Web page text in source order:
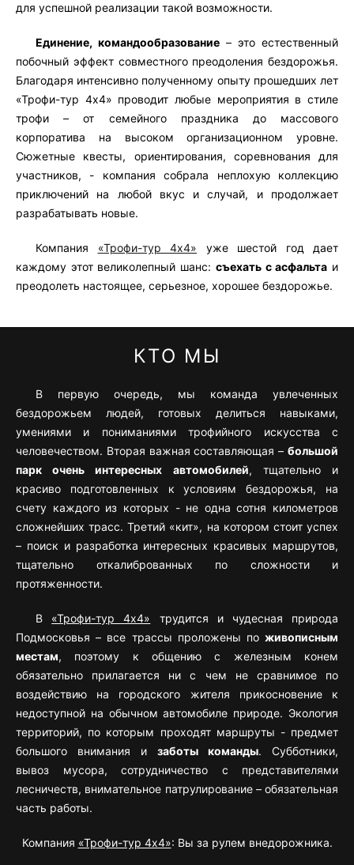
для успешной реализации такой возможности.
Единение, командообразование – это естественный
побочный эффект совместного преодоления бездорожья.
Благодаря интенсивно полученному опыту прошедших лет
«Трофи-тур 4х4» проводит любые мероприятия в стиле
трофи – от семейного праздника до массового
корпоратива на высоком организационном уровне.
Сюжетные квесты, ориентирования, соревнования для
участников, - компания собрала неплохую коллекцию
приключений на любой вкус и случай, и продолжает
разрабатывать новые.
Компания «Трофи-тур 4х4» уже шестой год дает
каждому этот великолепный шанс: съехать с асфальта и
преодолеть настоящее, серьезное, хорошее бездорожье.
КТО МЫ
В первую очередь, мы команда увлеченных
бездорожьем людей, готовых делиться навыками,
умениями и пониманиями трофийного искусства с
человечеством. Вторая важная составляющая – большой
парк очень интересных автомобилей, тщательно и
красиво подготовленных к условиям бездорожья, на
счету каждого из которых - не одна сотня километров
сложнейших трасс. Третий «кит», на котором стоит успех
– поиск и разработка интересных красивых маршрутов,
тщательно откалиброванных по сложности и
протяженности.
В «Трофи-тур 4х4» трудится и чудесная природа
Подмосковья – все трассы проложены по живописным
местам, поэтому к общению с железным конем
обязательно прилагается ни с чем не сравнимое по
воздействию на городского жителя прикосновение к
недоступной на обычном автомобиле природе. Экология
территорий, по которым проходят маршруты - предмет
большого внимания и заботы команды. Субботники,
вывоз мусора, сотрудничество с представителями
лесничеств, внимательное патрулирование – обязательная
часть работы.
Компания «Трофи-тур 4х4»: Вы за рулем внедорожника.